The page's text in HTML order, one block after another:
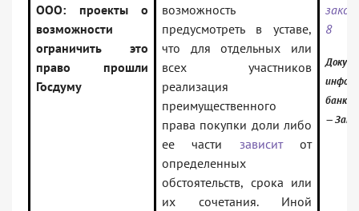
ООО: проекты о
возможности
ограничить это
право прошли
Госдуму
возможность
предусмотреть в уставе,
что для отдельных или
всех участников
реализация
преимущественного
права покупки доли либо
ее части зависитот
определенных
обстоятельств, срока или
их сочетания. Иной
8
банк:
—